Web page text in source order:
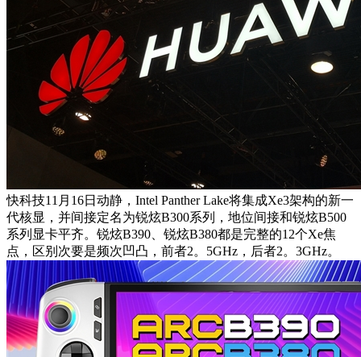
快科技11月16日动静，Intel Panther Lake将集成Xe3架构的新一
代核显，并间接定名为锐炫B300系列，地位间接和锐炫B500
系列显卡平齐。锐炫B390、锐炫B380都是完整的12个Xe焦
点，区别次要是频次凹凸，前者2。5GHz，后者2。3GHz。